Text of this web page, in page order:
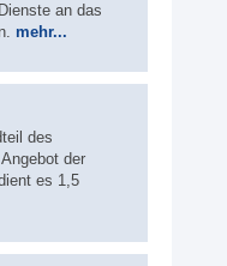
an das
mehr...
des
der
es 1,5